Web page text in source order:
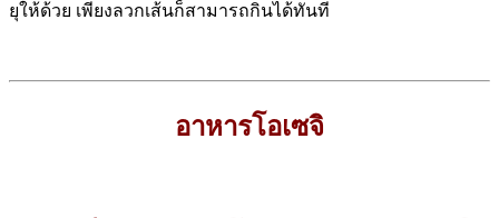
ยุให้ด้วย เพียงลวกเส้นก็สามารถกินได้ทันที
อาหารโอเซจิ